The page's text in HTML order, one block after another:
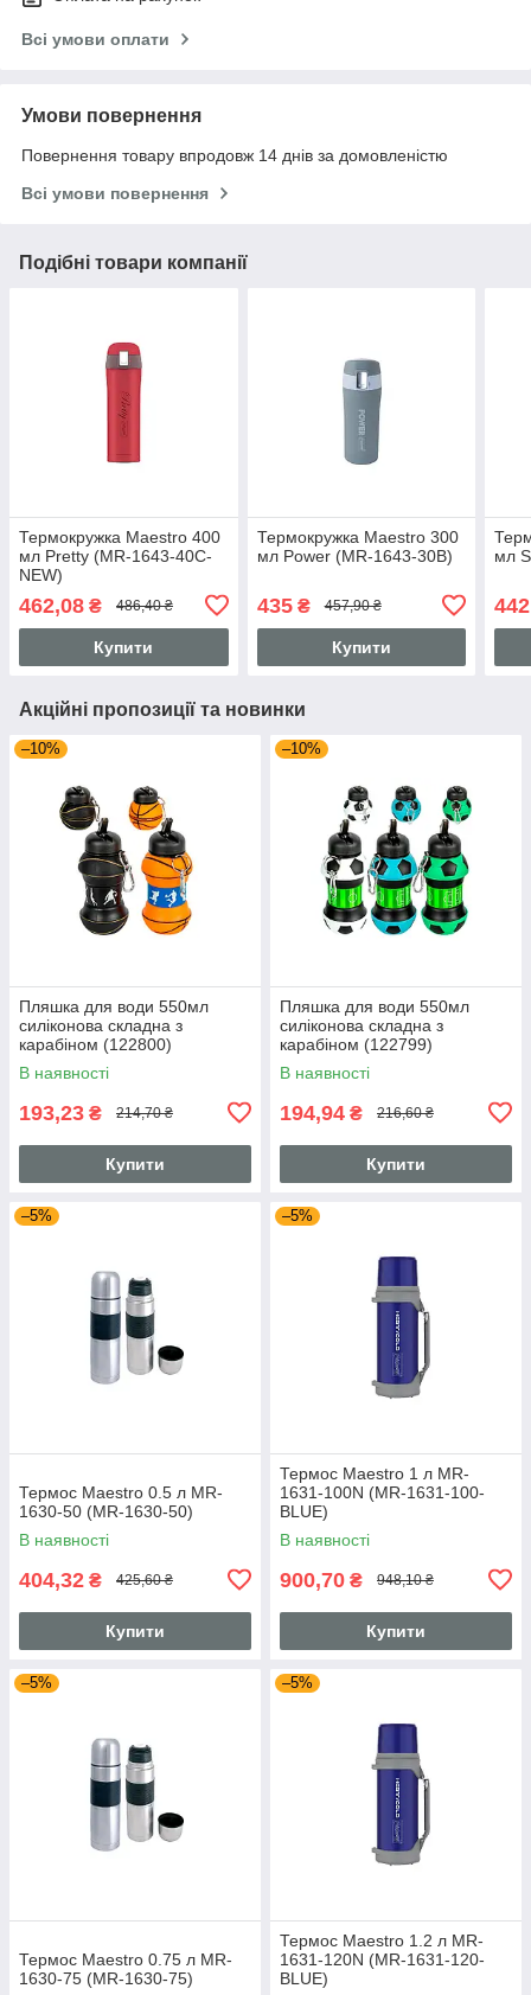
Всі умови оплати
Умови повернення
Повернення товару впродовж 14 днів за домовленістю
Всі умови повернення
Подібні товари компанії
Термокружка Maestro 400
мл Pretty (MR-1643-40C-
NEW)
462,08 ₴ 486,40 ₴
Купити
Термокружка Maestro 300
мл Power (MR-1643-30B)
435₴ 457,90 ₴
Купити
мл
Акційні пропозиції та новинки
–10%
Пляшка для води 550мл
силіконова складна з
карабіном (122800)
В наявності
193,23 ₴ 214,70 ₴
Купити
–10%
Пляшка для води 550мл
силіконова складна з
карабіном (122799)
В наявності
194,94 ₴ 216,60 ₴
Купити
–5%
Термос Maestro 0.5 л MR-
1630-50 (MR-1630-50)
В наявності
404,32 ₴ 425,60 ₴
Купити
–5%
Термос Maestro 1 л MR-
1631-100N (MR-1631-100-
BLUE)
В наявності
900,70 ₴ 948,10 ₴
Купити
–5%
Термос Maestro 0.75 л MR-
1630-75 (MR-1630-75)
–5%
Термос Maestro 1.2 л MR-
1631-120N (MR-1631-120-
BLUE)